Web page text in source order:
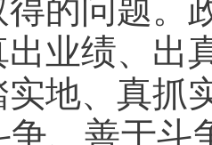
得的问题。
出业绩、出
实地、真抓
、善于斗